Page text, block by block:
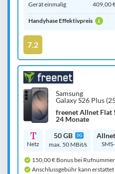
Gerät einmalig 409,00
Handyhase Effektivpreis
7.2
Samsung
Galaxy S26 Plus
freenet Allnet Flat
24 Monate
Netz
50 GB 5G
max. 50 MBit/s
150,00 € Bonus bei
Anschlussgebühr kann